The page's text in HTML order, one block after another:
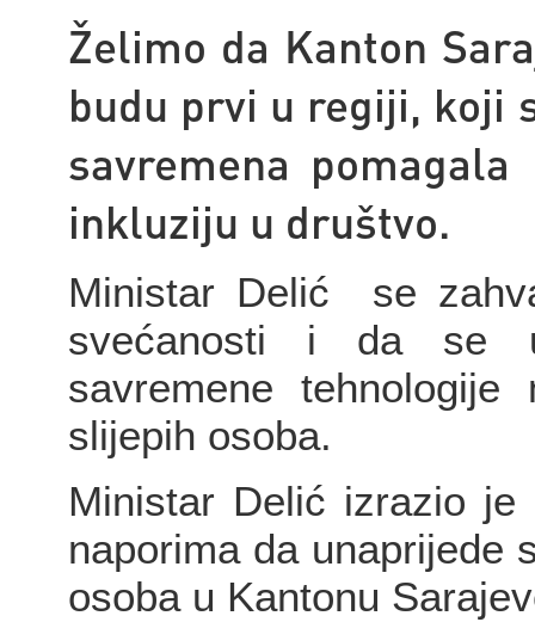
Želimo da Kanton
budu prvi u regiji, koji
savremena
inkluziju u društvo.
Ministar Delić se
svećanosti i da se
savremene
slijepih osoba.
Ministar Delić izrazio
naporima da unaprijede
osoba u Kantonu